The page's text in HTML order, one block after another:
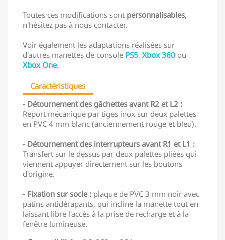
Toutes ces modifications sont personnalisables,
n'hésitez pas à nous contacter.
Voir également les adaptations réalisées sur
d'autres manettes de console PS5, Xbox 360 ou
Xbox One.
Caractéristiques
- Détournement des gâchettes avant R2 et L2 :
Report mécanique par tiges inox sur deux palettes
en PVC 4 mm blanc (anciennement rouge et bleu).
- Détournement des interrupteurs avant R1 et L1 :
Transfert sur le dessus par deux palettes pliées qui
viennent appuyer directement sur les boutons
d'origine.
- Fixation sur socle : plaque de PVC 3 mm noir avec
patins antidérapants, qui incline la manette tout en
laissant libre l'accès à la prise de recharge et à la
fenêtre lumineuse.